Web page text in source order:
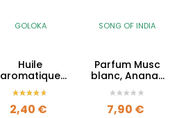
GOLOKA
Huile
aromatique
Musc blanc
d'Himalaya
Prix
2,40 €
SONG OF INDIA
Parfum Musc
blanc, Ananas
& Rum - 12ml
Prix
7,90 €